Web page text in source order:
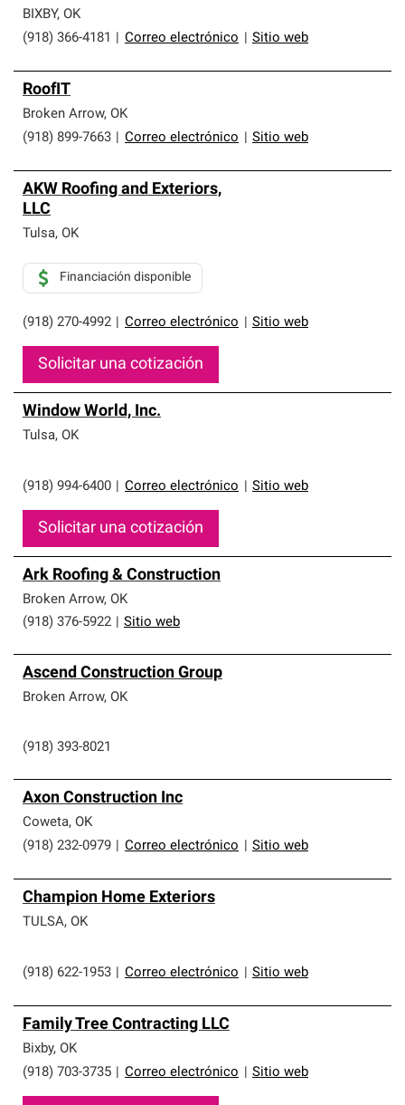
BIXBY, OK
(918) 366-4181
Correo electrónico Sitio web
RoofIT
Broken Arrow, OK
(918) 899-7663
Correo electrónico Sitio web
AKW Roofing and Exteriors,
LLC
Tulsa, OK
(918) 270-4992 Correo electrónico Sitio web
Financiación disponible
Solicitar una cotización
Window World, Inc.
Tulsa, OK
(918) 994-6400 Correo electrónico Sitio web
Solicitar una cotización
Ark Roofing & Construction
Broken Arrow, OK
(918) 376-5922
Sitio web
Ascend Construction Group
Broken Arrow, OK
(918) 393-8021
Axon Construction Inc
Coweta, OK
(918) 232-0979
Correo electrónico Sitio web
Champion Home Exteriors
TULSA, OK
(918) 622-1953 Correo electrónico Sitio web
Family Tree Contracting LLC
Bixby, OK
(918) 703-3735
Correo electrónico Sitio web